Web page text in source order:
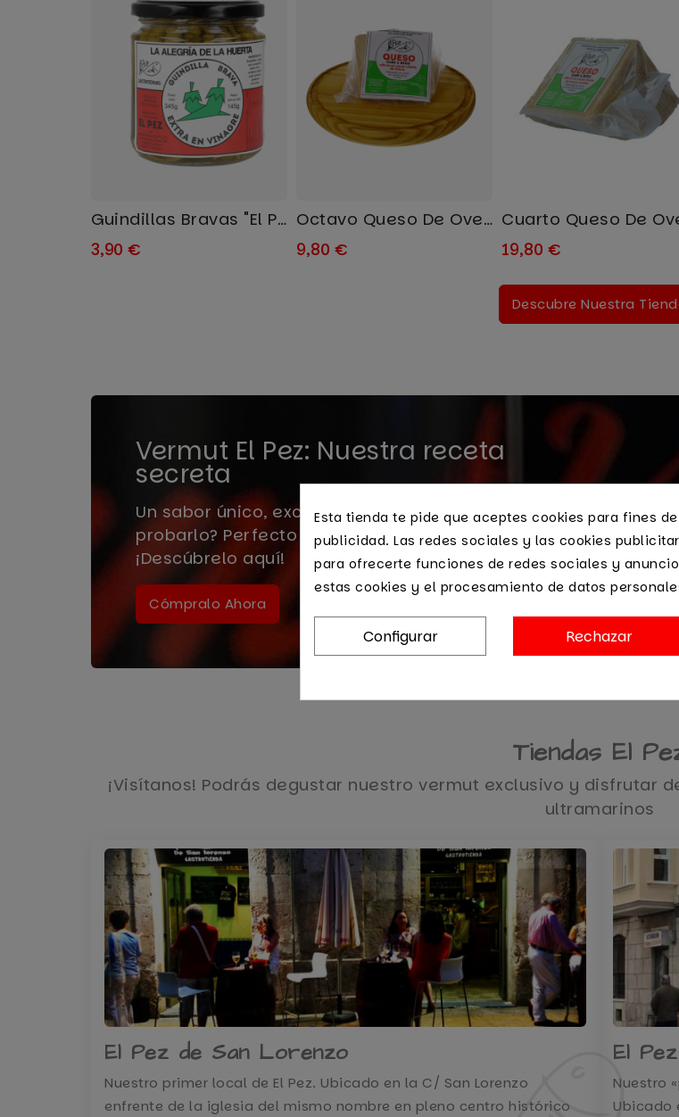
Guindillas Bravas "El Pez"
3,90 €
Octavo Queso De Oveja Añejo...
9,80 € 19,80 €
Descubre Nuestra
Vermut El Pez: Nuestra receta
secreta
Un sabor único, exclusivo de El Pez. ¿Te atreves a
probarlo? Perfecto para tus momentos especiales.
¡Descúbrelo aquí!
Cómpralo Ahora
Tiendas El
¡Visítanos! Podrás degustar nuestro vermut exclusivo y disfrutar
ultramarinos
El Pez de San Lorenzo
Nuestro primer local de El Pez. Ubicado en la C/ San Lorenzo
enfrente de la iglesia del mismo nombre en pleno centro histórico
El
Nuestro
Ubicado
Esta tienda te pide que aceptes cookies para fines
publicidad. Las redes sociales y las cookies
para ofrecerte funciones de redes sociales y
estas cookies y el procesamiento de datos
Configurar Rechazar